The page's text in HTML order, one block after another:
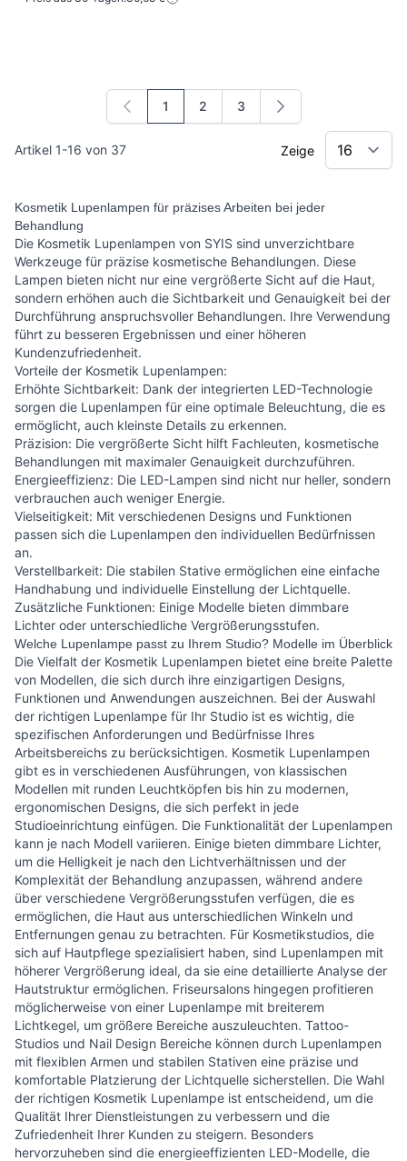
Artikel 1-16 von 37
Sie lesen gerade die Seite
1 Seite
2 Seite
3
Zeige
Kosmetik Lupenlampen für präzises Arbeiten bei jeder
Behandlung
Die Kosmetik Lupenlampen von SYIS sind unverzichtbare
Werkzeuge für präzise kosmetische Behandlungen. Diese
Lampen bieten nicht nur eine vergrößerte Sicht auf die Haut,
sondern erhöhen auch die Sichtbarkeit und Genauigkeit bei der
Durchführung anspruchsvoller Behandlungen. Ihre Verwendung
führt zu besseren Ergebnissen und einer höheren
Kundenzufriedenheit.
Vorteile der Kosmetik Lupenlampen:
Erhöhte Sichtbarkeit: Dank der integrierten LED-Technologie
sorgen die Lupenlampen für eine optimale Beleuchtung, die es
ermöglicht, auch kleinste Details zu erkennen.
Präzision: Die vergrößerte Sicht hilft Fachleuten, kosmetische
Behandlungen mit maximaler Genauigkeit durchzuführen.
Energieeffizienz: Die LED-Lampen sind nicht nur heller, sondern
verbrauchen auch weniger Energie.
Vielseitigkeit: Mit verschiedenen Designs und Funktionen
passen sich die Lupenlampen den individuellen Bedürfnissen
an.
Verstellbarkeit: Die stabilen Stative ermöglichen eine einfache
Handhabung und individuelle Einstellung der Lichtquelle.
Zusätzliche Funktionen: Einige Modelle bieten dimmbare
Lichter oder unterschiedliche Vergrößerungsstufen.
Welche Lupenlampe passt zu Ihrem Studio? Modelle im Überblick
Die Vielfalt der Kosmetik Lupenlampen bietet eine breite Palette
von Modellen, die sich durch ihre einzigartigen Designs,
Funktionen und Anwendungen auszeichnen. Bei der Auswahl
der richtigen Lupenlampe für Ihr Studio ist es wichtig, die
spezifischen Anforderungen und Bedürfnisse Ihres
Arbeitsbereichs zu berücksichtigen. Kosmetik Lupenlampen
gibt es in verschiedenen Ausführungen, von klassischen
Modellen mit runden Leuchtköpfen bis hin zu modernen,
ergonomischen Designs, die sich perfekt in jede
Studioeinrichtung einfügen. Die Funktionalität der Lupenlampen
kann je nach Modell variieren. Einige bieten dimmbare Lichter,
um die Helligkeit je nach den Lichtverhältnissen und der
Komplexität der Behandlung anzupassen, während andere
über verschiedene Vergrößerungsstufen verfügen, die es
ermöglichen, die Haut aus unterschiedlichen Winkeln und
Entfernungen genau zu betrachten. Für Kosmetikstudios, die
sich auf Hautpflege spezialisiert haben, sind Lupenlampen mit
höherer Vergrößerung ideal, da sie eine detaillierte Analyse der
Hautstruktur ermöglichen. Friseursalons hingegen profitieren
möglicherweise von einer Lupenlampe mit breiterem
Lichtkegel, um größere Bereiche auszuleuchten. Tattoo-
Studios und Nail Design Bereiche können durch Lupenlampen
mit flexiblen Armen und stabilen Stativen eine präzise und
komfortable Platzierung der Lichtquelle sicherstellen. Die Wahl
der richtigen Kosmetik Lupenlampe ist entscheidend, um die
Qualität Ihrer Dienstleistungen zu verbessern und die
Zufriedenheit Ihrer Kunden zu steigern. Besonders
hervorzuheben sind die energieeffizienten LED-Modelle, die